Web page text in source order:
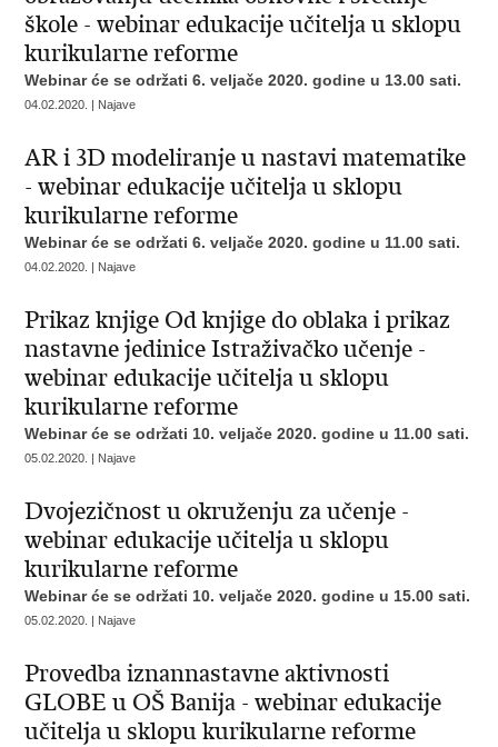
škole - webinar edukacije učitelja u sklopu
kurikularne reforme
Webinar će se održati 6. veljače 2020. godine u 13.00 sati.
04.02.2020. | Najave
AR i 3D modeliranje u nastavi matematike
- webinar edukacije učitelja u sklopu
kurikularne reforme
Webinar će se održati 6. veljače 2020. godine u 11.00 sati.
04.02.2020. | Najave
Prikaz knjige Od knjige do oblaka i prikaz
nastavne jedinice Istraživačko učenje -
webinar edukacije učitelja u sklopu
kurikularne reforme
Webinar će se održati 10. veljače 2020. godine u 11.00 sati.
05.02.2020. | Najave
Dvojezičnost u okruženju za učenje -
webinar edukacije učitelja u sklopu
kurikularne reforme
Webinar će se održati 10. veljače 2020. godine u 15.00 sati.
05.02.2020. | Najave
Provedba iznannastavne aktivnosti
GLOBE u OŠ Banija - webinar edukacije
učitelja u sklopu kurikularne reforme